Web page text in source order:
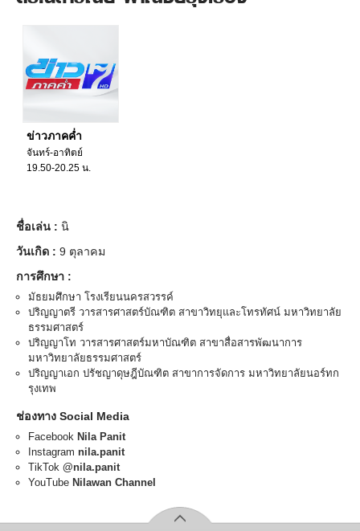
ข่าวภาคค่ำ
จันทร์-อาทิตย์
19.50-20.25 น.
ชื่อเล่น : นิ
วันเกิด : 9 ตุลาคม
การศึกษา :
มัธยมศึกษา โรงเรียนนครสวรรค์
ปริญญาตรี วารสารศาสตร์บัณฑิต สาขาวิทยุและโทรทัศน์ มหาวิทยาลัย
ธรรมศาสตร์
ปริญญาโท วารสารศาสตร์มหาบัณฑิต สาขาสื่อสารพัฒนาการ
มหาวิทยาลัยธรรมศาสตร์
ปริญญาเอก ปรัชญาดุษฎีบัณฑิต สาขาการจัดการ มหาวิทยาลัยนอร์ทก
รุงเทพ
ช่องทาง Social Media
Facebook Nila Panit
Instagram nila.panit
TikTok @nila.panit
YouTube Nilawan Channel